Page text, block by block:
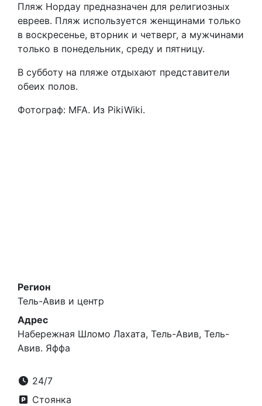
Пляж Нордау предназначен для религиозных
евреев. Пляж используется женщинами только
в воскресенье, вторник и четверг, а мужчинами
только в понедельник, среду и пятницу.
В субботу на пляже отдыхают представители
обеих полов.
Фотограф: MFA. Из PikiWiki.
Регион
Тель-Авив и центр
Адрес
Набережная Шломо Лахата, Тель-Авив, Тель-
Авив. Яффа
24/7
Стоянка